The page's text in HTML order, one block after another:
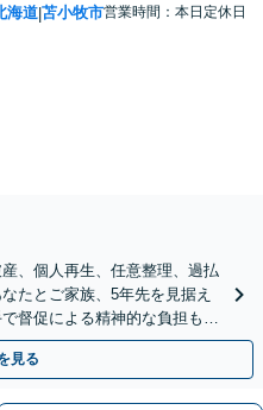
海道|苫小牧市営業時間：本日定休日
、個人再生、任意整理、過払
たとご家族、5年先を見据え
督促による精神的な負担も軽
対応】
見る